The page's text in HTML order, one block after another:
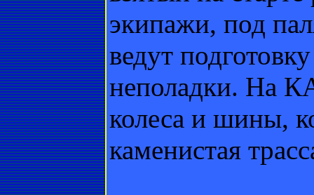
экипажи, под
ведут
неполадки. На
колеса и шины,
каменистая